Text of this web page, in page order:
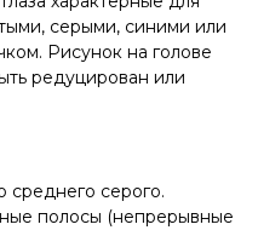
серыми, синими или
Рисунок на голове
редуцирован или
среднего серого.
полосы (непрерывные